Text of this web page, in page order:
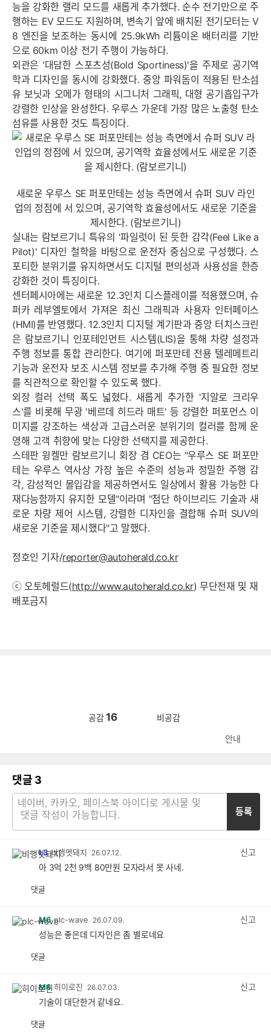
능을 강화한 랠리 모드를 새롭게 추가했다. 순수 전기만으로 주
행하는 EV 모드도 지원하며, 변속기 앞에 배치된 전기모터는 V
8 엔진을 보조하는 동시에 25.9kWh 리튬이온 배터리를 기반
으로 60km 이상 전기 주행이 가능하다.
외관은 '대담한 스포츠성(Bold Sportiness)'을 주제로 공기역
학과 디자인을 동시에 강화했다. 중앙 파워돔이 적용된 탄소섬
유 보닛과 오메가 형태의 시그니처 그래픽, 대형 공기흡입구가
강렬한 인상을 완성한다. 우루스 가운데 가장 많은 노출형 탄소
섬유를 사용한 것도 특징이다.
새로운 우루스 SE 퍼포만테는 성능 측면에서 슈퍼 SUV 라인
업의 정점에 서 있으며, 공기역학 효율성에서도 새로운 기준을
제시한다. (람보르기니)
실내는 람보르기니 특유의 '파일럿이 된 듯한 감각(Feel Like a
Pilot)' 디자인 철학을 바탕으로 운전자 중심으로 구성했다. 스
포티한 분위기를 유지하면서도 디지털 편의성과 사용성을 한층
강화한 것이 특징이다.
센터페시아에는 새로운 12.3인치 디스플레이를 적용했으며, 슈
퍼카 레부엘토에서 가져온 최신 그래픽과 사용자 인터페이스
(HMI)를 반영했다. 12.3인치 디지털 계기판과 중앙 터치스크린
은 람보르기니 인포테인먼트 시스템(LIS)을 통해 차량 설정과
주행 정보를 통합 관리한다. 여기에 퍼포만테 전용 텔레메트리
기능과 운전자 보조 시스템 정보를 추가해 주행 중 필요한 정보
를 직관적으로 확인할 수 있도록 했다.
외장 컬러 선택 폭도 넓혔다. 새롭게 추가한 '지알로 크리우
스'를 비롯해 무광 '베르데 히드라 매트' 등 강렬한 퍼포먼스 이
미지를 강조하는 색상과 고급스러운 분위기의 컬러를 함께 운
영해 고객 취향에 맞는 다양한 선택지를 제공한다.
스테판 윙켈만 람보르기니 회장 겸 CEO는 "우루스 SE 퍼포만
테는 우루스 역사상 가장 높은 수준의 성능과 정밀한 주행 감
각, 감성적인 몰입감을 제공하면서도 일상에서 활용 가능한 다
재다능함까지 유지한 모델"이라며 "첨단 하이브리드 기술과 새
로운 차량 제어 시스템, 강렬한 디자인을 결합해 슈퍼 SUV의
새로운 기준을 제시했다"고 말했다.
정호인 기자/reporter@autoherald.co.kr
ⓒ 오토헤럴드(http://www.autoherald.co.kr) 무단전재 및 재
배포금지
공감16 비공감
안내
댓글 3
등록
L3 비행멧돼지 26.07.12.
신고
아 3억 2천 9백 80만원 모자라서 못 사네.
댓글
M6 plc-wave 26.07.09.
신고
성능은 좋은데 디자인은 좀 별로네요
댓글
M6 히이로진 26.07.03.
신고
기술이 대단한거 같네요.
댓글